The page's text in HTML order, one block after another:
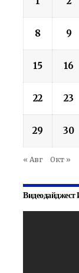
8 9
15 16
22 23
29 30
« Авг Окт »
Видеодайджест